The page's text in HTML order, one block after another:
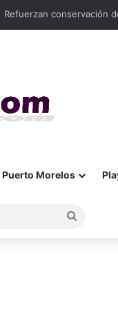
Refuerzan conservación
Puerto Morelos